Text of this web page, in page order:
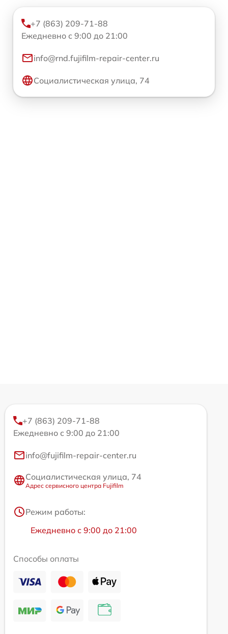
+7 (863) 209-71-88
Ежедневно с 9:00 до 21:00
info@rnd.fujifilm-repair-center.ru
Социалистическая улица, 74
+7 (863) 209-71-88
Ежедневно с 9:00 до 21:00
info@fujifilm-repair-center.ru
Социалистическая улица, 74
Адрес сервисного центра Fujifilm
Режим работы:
Ежедневно с 9:00 до 21:00
Способы оплаты